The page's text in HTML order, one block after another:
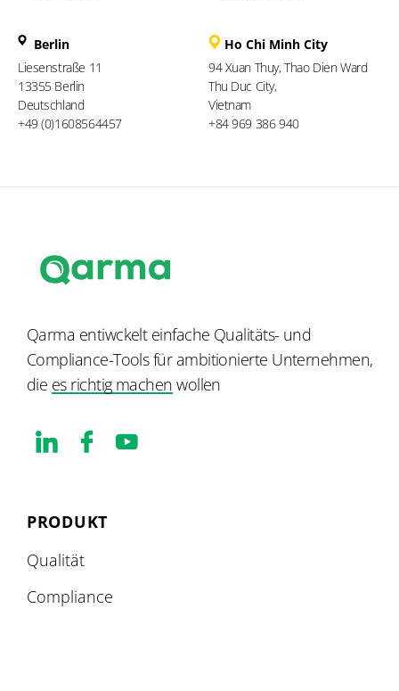
Berlin
Liesenstraße 11
13355 Berlin
Deutschland
+49 (0)1608564457
Ho Chi Minh City
94 Xuan Thuy, Thao Dien Ward
Thu Duc City,
Vietnam
+84 969 386 940
Qarma entiwckelt einfache Qualitäts- und
Compliance-Tools für ambitionierte Unternehmen,
die es richtig machen wollen
PRODUKT
Qualität
Compliance